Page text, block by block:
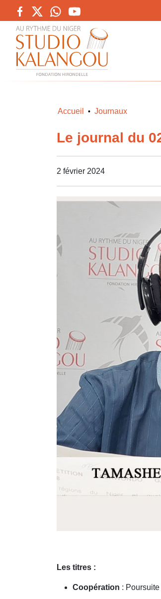
Accueil • Journaux
Le journal du
2 février 2024
Les titres :
Coopération :